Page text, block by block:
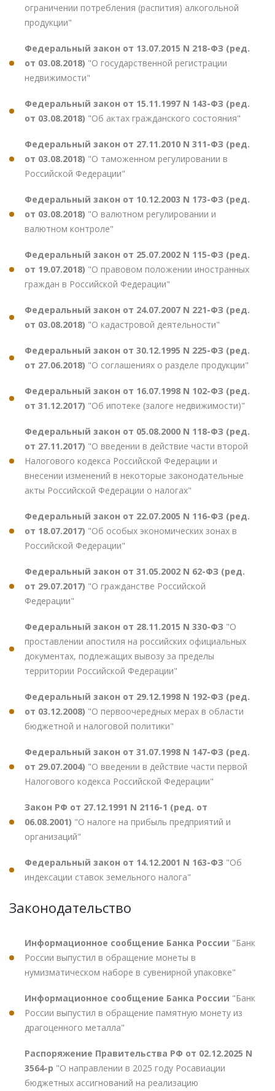
ограничении потребления (распития) алкогольной
продукции"
Федеральный закон от 13.07.2015 N 218-ФЗ (ред.
от 03.08.2018) "О государственной регистрации
недвижимости"
Федеральный закон от 15.11.1997 N 143-ФЗ (ред.
от 03.08.2018) "Об актах гражданского состояния"
Федеральный закон от 27.11.2010 N 311-ФЗ (ред.
от 03.08.2018) "О таможенном регулировании в
Российской Федерации"
Федеральный закон от 10.12.2003 N 173-ФЗ (ред.
от 03.08.2018) "О валютном регулировании и
валютном контроле"
Федеральный закон от 25.07.2002 N 115-ФЗ (ред.
от 19.07.2018) "О правовом положении иностранных
граждан в Российской Федерации"
Федеральный закон от 24.07.2007 N 221-ФЗ (ред.
от 03.08.2018) "О кадастровой деятельности"
Федеральный закон от 30.12.1995 N 225-ФЗ (ред.
от 27.06.2018) "О соглашениях о разделе продукции"
Федеральный закон от 16.07.1998 N 102-ФЗ (ред.
от 31.12.2017) "Об ипотеке (залоге недвижимости)"
Федеральный закон от 05.08.2000 N 118-ФЗ (ред.
от 27.11.2017) "О введении в действие части второй
Налогового кодекса Российской Федерации и
внесении изменений в некоторые законодательные
акты Российской Федерации о налогах"
Федеральный закон от 22.07.2005 N 116-ФЗ (ред.
от 18.07.2017) "Об особых экономических зонах в
Российской Федерации"
Федеральный закон от 31.05.2002 N 62-ФЗ (ред.
от 29.07.2017) "О гражданстве Российской
Федерации"
Федеральный закон от 28.11.2015 N 330-ФЗ "О
проставлении апостиля на российских официальных
документах, подлежащих вывозу за пределы
территории Российской Федерации"
Федеральный закон от 29.12.1998 N 192-ФЗ (ред.
от 03.12.2008) "О первоочередных мерах в области
бюджетной и налоговой политики"
Федеральный закон от 31.07.1998 N 147-ФЗ (ред.
от 29.07.2004) "О введении в действие части первой
Налогового кодекса Российской Федерации"
Закон РФ от 27.12.1991 N 2116-1 (ред. от
06.08.2001) "О налоге на прибыль предприятий и
организаций"
Федеральный закон от 14.12.2001 N 163-ФЗ "Об
индексации ставок земельного налога"
Законодательство
Информационное сообщение Банка России "Банк
России выпустил в обращение монеты в
нумизматическом наборе в сувенирной упаковке"
Информационное сообщение Банка России "Банк
России выпустил в обращение памятную монету из
драгоценного металла"
Распоряжение Правительства РФ от 02.12.2025 N
3564-р "О направлении в 2025 году Росавиации
бюджетных ассигнований на реализацию